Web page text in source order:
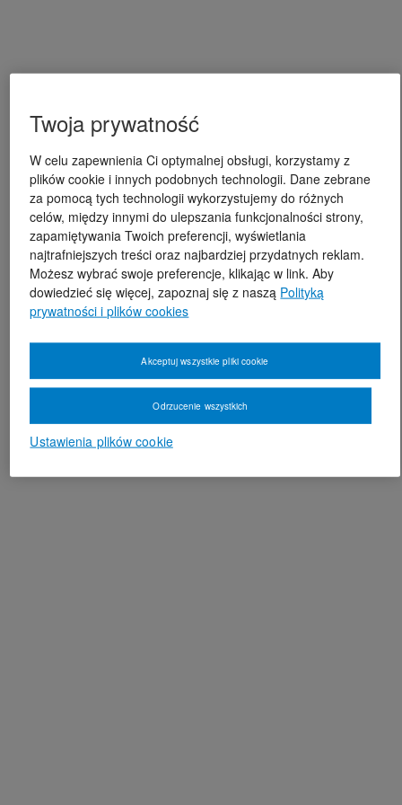
Twoja prywatność
W celu zapewnienia Ci optymalnej obsługi, korzystamy z
plików cookie i innych podobnych technologii. Dane zebrane
za pomocą tych technologii wykorzystujemy do różnych
celów, między innymi do ulepszania funkcjonalności strony,
zapamiętywania Twoich preferencji, wyświetlania
najtrafniejszych treści oraz najbardziej przydatnych reklam.
Możesz wybrać swoje preferencje, klikając w link. Aby
dowiedzieć się więcej, zapoznaj się z naszą Polityką
prywatności i plików cookies
Ustawienia plików cookie
Odrzucenie wszystkich
Akceptuj wszystkie pliki cookie